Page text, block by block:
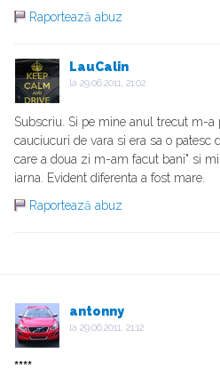
Raportează abuz
LauCalin
la 29.06.2011, 21:02
Subscriu. Si pe mine anul trecut m-
cauciucuri de vara si era sa o patesc
care a doua zi m-am facut bani" si
iarna. Evident diferenta a fost mare.
Raportează abuz
antonny
la 29.06.2011, 21:12
****